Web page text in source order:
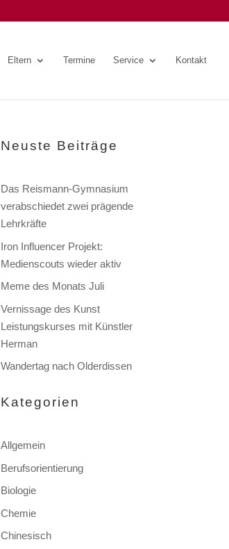
Eltern Termine Service Kontakt
Neuste Beiträge
Das Reismann-Gymnasium
verabschiedet zwei prägende
Lehrkräfte
Iron Influencer Projekt:
Medienscouts wieder aktiv
Meme des Monats Juli
Vernissage des Kunst
Leistungskurses mit Künstler
Herman
Wandertag nach Olderdissen
Kategorien
Allgemein
Berufsorientierung
Biologie
Chemie
Chinesisch